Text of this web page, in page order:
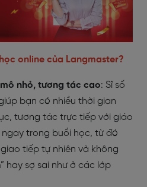
online của Langmaster?
nhỏ, tương tác cao: Sĩ số
bạn có nhiều thời gian
tương tác trực tiếp với giáo
ngay trong buổi học, từ đó
tiếp tự nhiên và không
hay sợ sai như ở các lớp